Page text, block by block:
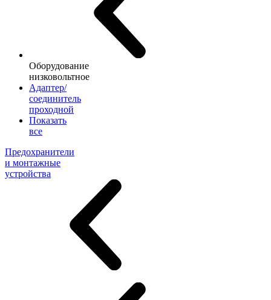
Оборудование
низковольтное
Адаптер/
соединитель
проходной
Показать
все
Предохранители
и монтажные
устройства